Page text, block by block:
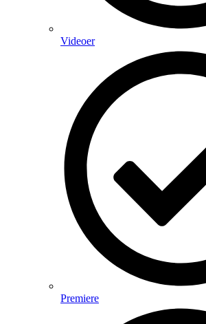
Videoer
Premiere